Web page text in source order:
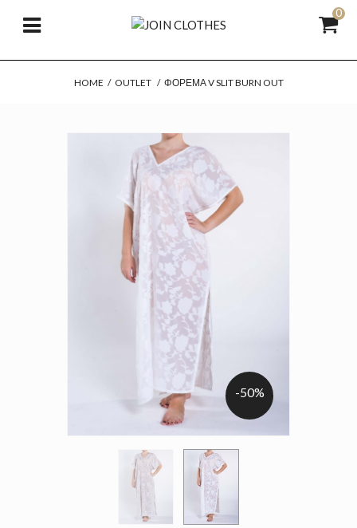
0
HOME / OUTLET / ΦΟΡΕΜΑ V SLIT BURN OUT
-50%